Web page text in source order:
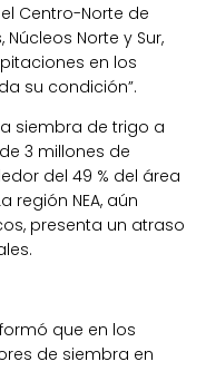
Centro-Norte de
Núcleos Norte y Sur,
en los
su condición”.
siembra de trigo a
3 millones de
del 49 % del área
región NEA, aún
presenta un atraso
que en los
de siembra en